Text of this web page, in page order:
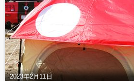
2023年2月11日